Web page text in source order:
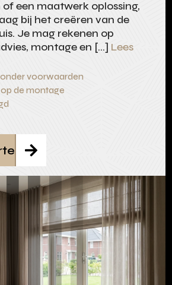
een maatwerk oplossing,
bij het creëren van de
Je mag rekenen op
montage en […] Lees
voorwaarden
de montage
